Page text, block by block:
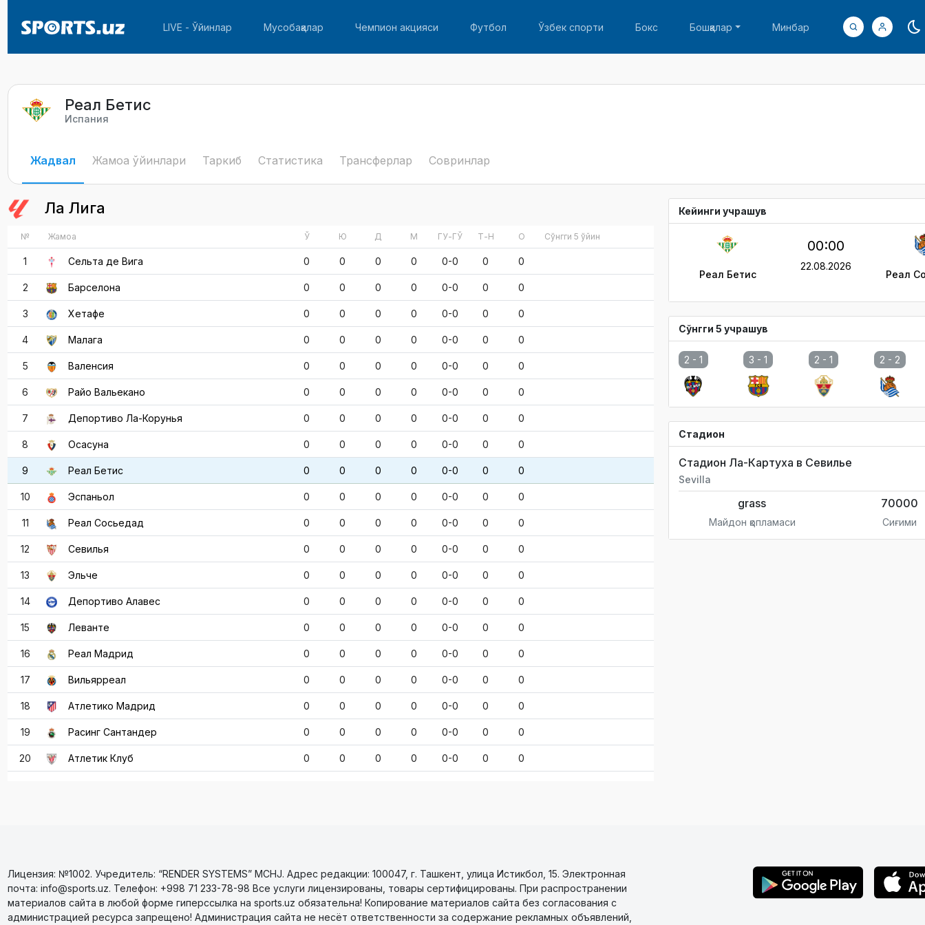
LIVE - Ўйинлар Мусобақалар Чемпион акцияси Футбол Ўзбек спорти Бокс Бошқалар Минбар
Реал Бетис
Испания
Жадвал Жамоа ўйинлари Таркиб Статистика Трансферлар Совринлар
Ла Лига
№ Жамоа Ў Ю Д М ГУ-ГЎ Т-Н О Сўнгги 5 ўйин
1 Сельта де Вига 0 0 0 0 0-0 0 0
2 Барселона 0 0 0 0 0-0 0 0
3 Хетафе 0 0 0 0 0-0 0 0
4 Малага 0 0 0 0 0-0 0 0
5 Валенсия 0 0 0 0 0-0 0 0
6 Райо Вальекано 0 0 0 0 0-0 0 0
7 Депортиво Ла-Корунья 0 0 0 0 0-0 0 0
8 Осасуна 0 0 0 0 0-0 0 0
9 Реал Бетис 0 0 0 0 0-0 0 0
10 Эспаньол 0 0 0 0 0-0 0 0
11 Реал Сосьедад 0 0 0 0 0-0 0 0
12 Севилья 0 0 0 0 0-0 0 0
13 Эльче 0 0 0 0 0-0 0 0
14 Депортиво Алавес 0 0 0 0 0-0 0 0
15 Леванте 0 0 0 0 0-0 0 0
16 Реал Мадрид 0 0 0 0 0-0 0 0
17 Вильярреал 0 0 0 0 0-0 0 0
18 Атлетико Мадрид 0 0 0 0 0-0 0 0
19 Расинг Сантандер 0 0 0 0 0-0 0 0
20 Атлетик Клуб 0 0 0 0 0-0 0 0
Кейинги учрашув
Реал Бетис
00:00
22.08.2026
Реал
Сўнгги 5 учрашув
2 - 1 3 -1 2 - 1 2 - 2
Стадион
Стадион Ла-Картуха в Севилье
Sevilla
grass
Майдон қопламаси
70000
Сиғими
Лицензия: №1002. Учредитель: “RENDER SYSTEMS” MCHJ. Адрес редакции: 100047, г. Ташкент, улица Истикбол, 15. Электронная
почта: info@sports.uz. Телефон: +998 71 233-78-98 Все услуги лицензированы, товары сертифицированы. При распространении
материалов сайта в любой форме гиперссылка на sports.uz обязательна! Копирование материалов сайта без согласования с
администрацией ресурса запрещено! Администрация сайта не несёт ответственности за содержание рекламных объявлений,